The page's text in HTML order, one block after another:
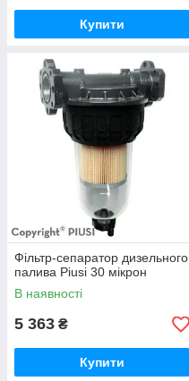
Купити
Фільтр-сепаратор дизельного
палива Piusi 30 мікрон
В наявності
5 363 ₴
Купити